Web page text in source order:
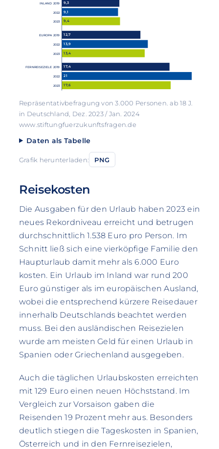
INLAND 2019 9,3
2022 9,1
2023 9,4
EUROPA 2019 12,7
2022 13,9
2023 13,4
FERNREISEZIELE 2019 17,4
2022 21
2023 17,6
Repräsentativbefragung von 3.000 Personen. ab 18 J.
in Deutschland, Dez. 2023 / Jan. 2024
www.stiftungfuerzukunftsfragen.de
Daten als Tabelle
Grafik herunterladen: PNG
Reisekosten
Die Ausgaben für den Urlaub haben 2023 ein
neues Rekordniveau erreicht und betrugen
durchschnittlich 1.538 Euro pro Person. Im
Schnitt ließ sich eine vierköpfige Familie den
Haupturlaub damit mehr als 6.000 Euro
kosten. Ein Urlaub im Inland war rund 200
Euro günstiger als im europäischen Ausland,
wobei die entsprechend kürzere Reisedauer
innerhalb Deutschlands beachtet werden
muss. Bei den ausländischen Reisezielen
wurde am meisten Geld für einen Urlaub in
Spanien oder Griechenland ausgegeben.
Auch die täglichen Urlaubskosten erreichten
mit 129 Euro einen neuen Höchststand. Im
Vergleich zur Vorsaison gaben die
Reisenden 19 Prozent mehr aus. Besonders
deutlich stiegen die Tageskosten in Spanien,
Österreich und in den Fernreisezielen,